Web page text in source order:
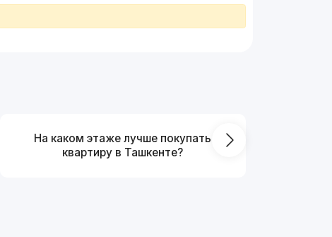
На каком этаже лучше покупать
квартиру в Ташкенте?